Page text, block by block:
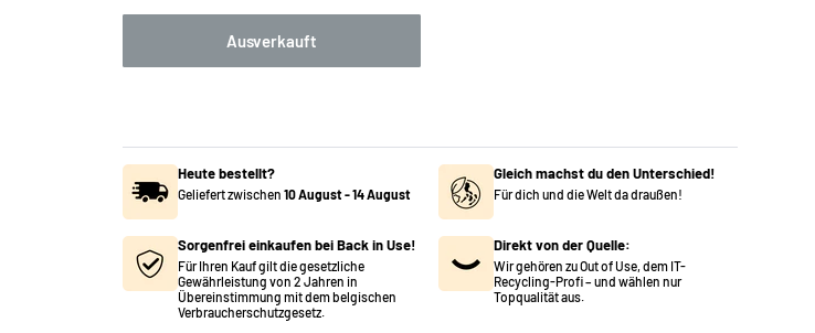
Ausverkauft
Heute bestellt?
Geliefert zwischen 10 August-14 August
Sorgenfrei einkaufen bei Back in Use!
Für Ihren Kauf gilt die gesetzliche
Gewährleistung von 2 Jahren in
Übereinstimmung mit dem belgischen
Verbraucherschutzgesetz.
Gleich machst du den Unterschied!
Für dich und die Welt da draußen!
Direkt von der Quelle:
Wir gehören zu Out of Use, dem IT-
Recycling-Profi – und wählen nur
Topqualität aus.